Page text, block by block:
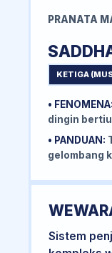
PRANATA
KETIGA
• FENOMENA:
dingin
• PANDUAN:
gelombang
Sistem